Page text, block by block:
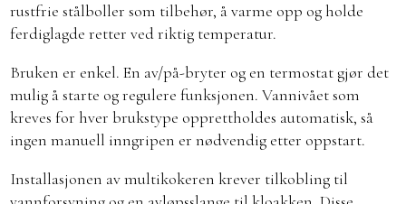
rustfrie stålboller som tilbehør, å varme opp og holde
ferdiglagde retter ved riktig temperatur.
Bruken er enkel. En av/på-bryter og en termostat gjør det
mulig å starte og regulere funksjonen. Vannivået som
kreves for hver brukstype opprettholdes automatisk, så
ingen manuell inngripen er nødvendig etter oppstart.
Installasjonen av multikokeren krever tilkobling til